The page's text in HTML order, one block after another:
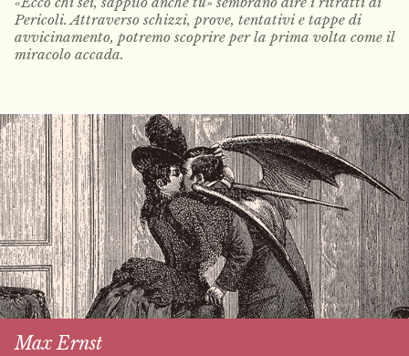
Pericoli. Attraverso schizzi, prove, tentativi e tappe di
avvicinamento, potremo scoprire per la prima volta come il
miracolo accada.
Max Ernst